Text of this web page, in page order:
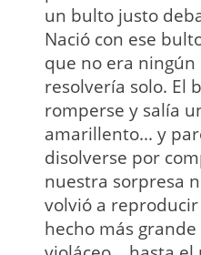
un bulto justo
Nació con ese
que no era
resolvería solo. El
romperse y salía
amarillento... y
disolverse por
nuestra sorpresa
volvió a
hecho más